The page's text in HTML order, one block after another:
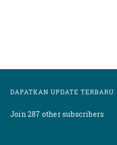
DAPATKAN UPDATE TERBARU:
Join 287 other subscribers